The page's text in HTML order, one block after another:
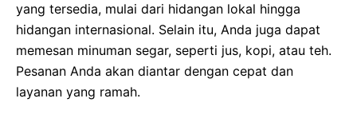
yang tersedia, mulai dari hidangan lokal hingga
hidangan internasional. Selain itu, Anda juga dapat
memesan minuman segar, seperti jus, kopi, atau teh.
Pesanan Anda akan diantar dengan cepat dan
layanan yang ramah.